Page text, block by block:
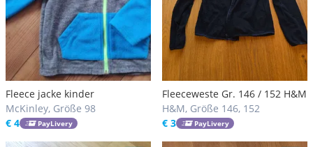
Fleece jacke kinder
McKinley, Größe 98
€ 4
PayLivery
Fleeceweste Gr. 146 / 152 H&M
H&M, Größe 146, 152
€ 3
PayLivery